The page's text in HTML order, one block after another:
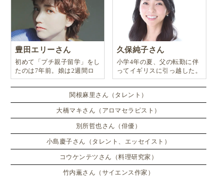
豊田エリーさん
初めて「プチ親子留学」をし
たのは7年前。娘は2週間ロ
ンドンのサマースクールに通
い、英語劇に挑戦したり、
久保純子さん
小学4年の夏、父の転勤に伴
ってイギリスに引っ越した。
関根麻里さん（タレント）
大橋マキさん（アロマセラピスト）
別所哲也さん（俳優）
小島慶子さん（タレント、エッセイスト）
コウケンテツさん（料理研究家）
竹内薫さん（サイエンス作家）